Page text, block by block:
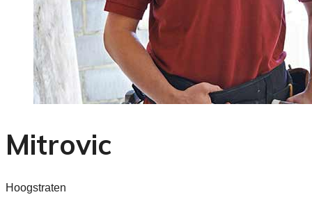
Mitrovic
Hoogstraten